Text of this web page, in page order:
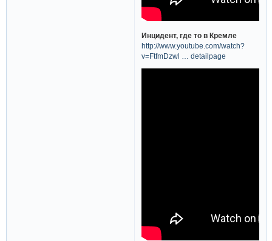
Инцидент, где то в Кремле
http://www.youtube.com/watch?
v=FtfmDzwl … detailpage